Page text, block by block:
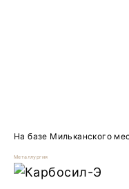
На базе Мильканского
Металлургия